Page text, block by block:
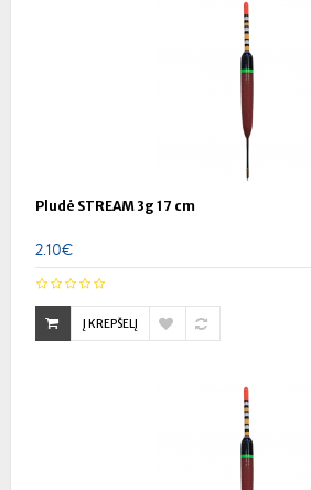
Pludė STREAM 3g 17 cm
2.10€
Į KREPŠELĮ